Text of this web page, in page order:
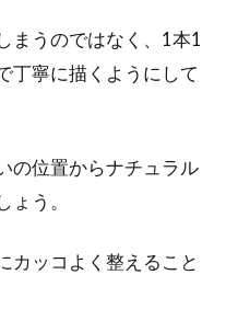
まうのではなく、1本1
丁寧に描くようにして
の位置からナチュラル
う。
カッコよく整えること